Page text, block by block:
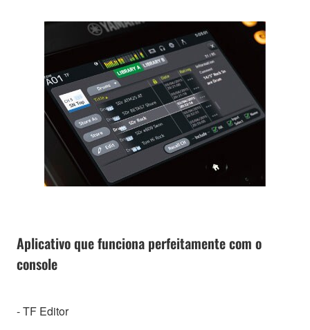
Aplicativo que funciona perfeitamente com o
console
- TF Editor